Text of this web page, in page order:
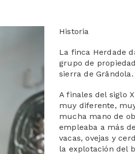
Historia
La finca Herdade
grupo de
sierra de Grândola.
A finales del siglo
muy diferente,
mucha mano de
empleaba a más
vacas, ovejas y
la explotación del